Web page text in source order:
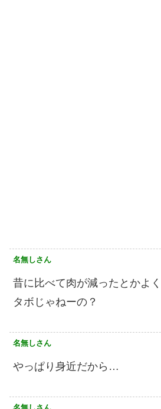
名無しさん
昔に比べて肉が減ったとかよ
タボじゃねーの？
名無しさん
やっぱり身近だから…